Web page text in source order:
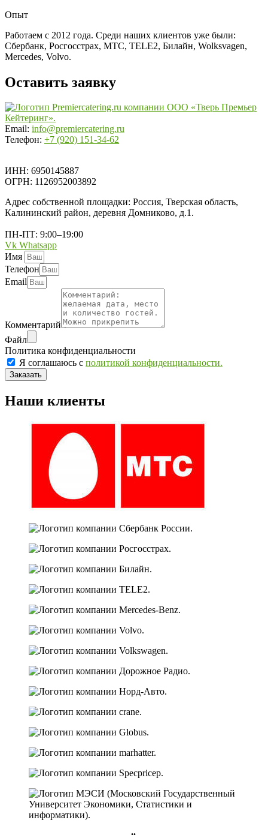
Опыт
Работаем с 2012 года. Среди наших клиентов уже были:
Сбербанк, Росгосстрах, МТС, TELE2, Билайн, Wolksvagen,
Mercedes, Volvo.
Оставить заявку
Email: info@premiercatering.ru
Телефон: +7 (920) 151-34-62
ИНН: 6950145887
ОГРН: 1126952003892
Адрес собственной площадки: Россия, Тверская область,
Калининский район, деревня Домниково, д.1.
ПН-ПТ: 9:00–19:00
Vk Whatsapp
Имя
Телефон
Email
Комментарий
Файл
Политика конфиденциальности
Я соглашаюсь с политикой конфиденциальности.
Заказать
Наши клиенты